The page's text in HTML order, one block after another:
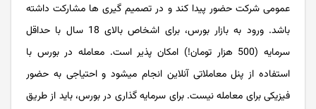
عمومی شرکت حضور پیدا کند و در تصمیم گیری ها مشارکت داشته
باشد. ورود به بازار بورس، برای اشخاص بالای 18 سال با حداقل
سرمایه (500 هزار تومان!) امکان پذیر است. معامله در بورس با
استفاده از پنل معاملاتی آنلاین انجام میشود و احتیاجی به حضور
فیزیکی برای معامله نیست. برای سرمایه گذاری در بورس، باید از طریق